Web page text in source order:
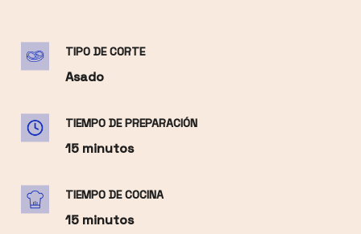
TIPO DE CORTE
Asado
TIEMPO DE PREPARACIÓN
15 minutos
TIEMPO DE COCINA
15 minutos